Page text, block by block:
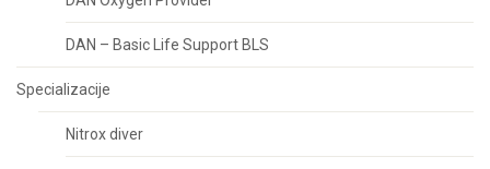
DAN – Basic Life Support BLS
Specializacije
Nitrox diver